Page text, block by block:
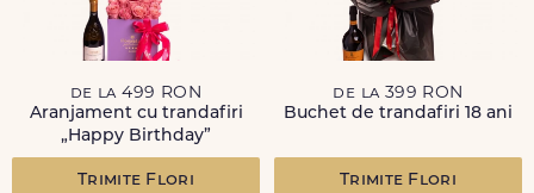
de la 499 RON
Aranjament cu trandafiri
„Happy Birthday”
Trimite Flori
de la 399 RON
Buchet de trandafiri 18 ani
Trimite Flori